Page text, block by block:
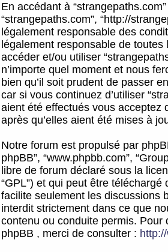
En accédant à
“strangepaths.com”, “http://
légalement responsable des
légalement responsable de
accéder et/ou utiliser
n’importe quel moment et nous
bien qu’il soit prudent de passer
car si vous continuez d’utiliser
aient été effectués vous acceptez
après qu’elles aient été mises à
Notre forum est propulsé par
phpBB”, “www.phpbb.com”,
libre de forum déclaré sous la
“GPL”) et qui peut être téléchargé
facilite seulement les discussions
interdit strictement dans ce que
contenu ou conduite permis.
phpBB , merci de consulter :